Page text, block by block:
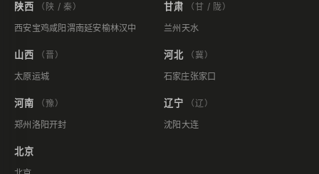
陕西
（陕 / 秦）
西安宝鸡咸阳 渭南延安榆林汉中
甘肃
（甘 / 陇）
兰州 天水
山西
（晋）
太原运城
河北
（冀）
石家庄张家口
河南
（豫）
郑州 洛阳开封
辽宁
（辽）
沈阳 大连
北京